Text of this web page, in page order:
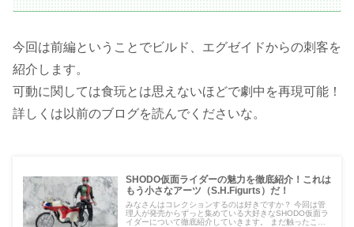
今回は前編ということでビルド、エグゼイドからの刺客を
紹介します。
可動に関しては食玩とは思えないほどで劇中を再現可能！
詳しくは以前のブログを読んでくださいな。
SHODO仮面ライダーの魅力を徹底紹介！これは
もう小さなアーツ（S.H.Figurts）だ！
みなさんはコレクションするのは好きですか？ 今回は管
理人が発売からずっと集めている大好きなSHODO仮面ラ
イダーについて徹底紹介していきます。 まだ触ったこと